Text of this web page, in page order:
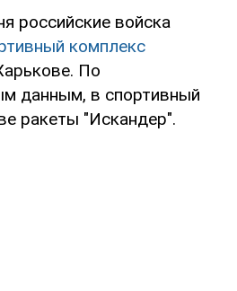
российские войска
комплекс
По
данным, в спортивный
ракеты "Искандер".